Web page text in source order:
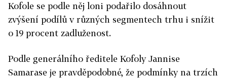
Kofole se podle něj loni podařilo dosáhnout
zvýšení podílů v různých segmentech trhu i snížit
o 19 procent zadluženost.
Podle generálního ředitele Kofoly Jannise
Samarase je pravděpodobné, že podmínky na trzích